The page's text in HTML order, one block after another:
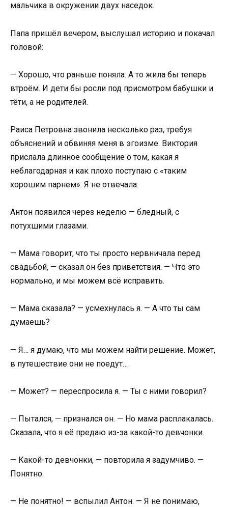
мальчика в окружении двух наседок.
Папа пришёл вечером, выслушал историю и покачал
головой:
— Хорошо, что раньше поняла. А то жила бы теперь
втроём. И дети бы росли под присмотром бабушки и
тёти, а не родителей.
Раиса Петровна звонила несколько раз, требуя
объяснений и обвиняя меня в эгоизме. Виктория
прислала длинное сообщение о том, какая я
неблагодарная и как плохо поступаю с «таким
хорошим парнем». Я не отвечала.
Антон появился через неделю — бледный, с
потухшими глазами.
— Мама говорит, что ты просто нервничала перед
свадьбой, — сказал он без приветствия. — Что это
нормально, и мы можем всё исправить.
— Мама сказала? — усмехнулась я. — А что ты сам
думаешь?
— Я… я думаю, что мы можем найти решение. Может,
в путешествие они не поедут…
— Может? — переспросила я. — Ты с ними говорил?
— Пытался, — признался он. — Но мама расплакалась.
Сказала, что я её предаю из-за какой-то девчонки.
— Какой-то девчонки, — повторила я задумчиво. —
Понятно.
— Не понятно! — вспылил Антон. — Я не понимаю,